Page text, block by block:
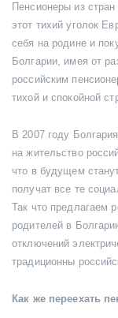
Пенсионеры из
этот тихий уголок
себя на родине и
Болгарии, имея от
российским
тихой и спокойной
В 2007 году
на жительство
что в будущем
получат все те
Так что предлагаем
родителей в
отключений
традиционны
Как же переехать